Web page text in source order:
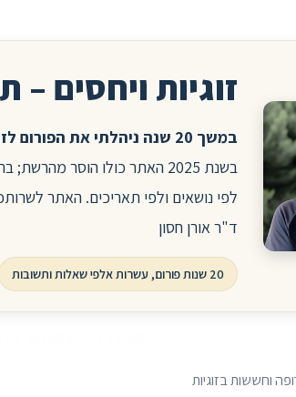
זוגיות ויחסים –
במשך 20 שנה ניהלתי את הפורום לזוגיות ויחסים באתר הרפואי סטארמד.
בשנת 2025 האתר כולו הוסר
לפי נושאים ולפי תאריכים. האתר
ד"ר אורן חסון
20 שנות פורום, עשרות אלפי שאלות ותשובות
וחששות בזוגיות